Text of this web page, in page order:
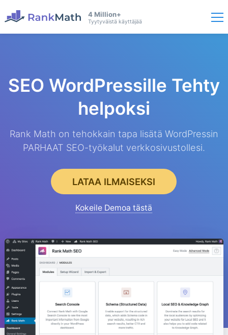
4 Million+
Tyytyväistä käyttäjää
SEO WordPressille Tehty
helpoksi
Rank Math on tehokkain tapa lisätä WordPressin
PARHAAT SEO-työkalut verkkosivustollesi.
LATAA ILMAISEKSI
Kokeile Demoa tästä